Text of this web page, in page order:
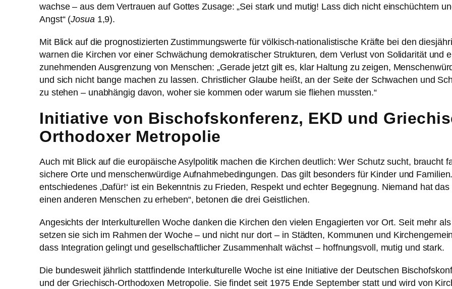
wachse – aus dem Vertrauen auf Gottes Zusage: „Sei stark und mutig! Lass dich nicht einschüchtern
Angst“ (Josua 1,9).
Mit Blick auf die prognostizierten Zustimmungswerte für völkisch-nationalistische Kräfte bei den
warnen die Kirchen vor einer Schwächung demokratischer Strukturen, dem Verlust von Solidarität und
zunehmenden Ausgrenzung von Menschen: „Gerade jetzt gilt es, klar Haltung zu zeigen,
und sich nicht bange machen zu lassen. Christlicher Glaube heißt, an der Seite der Schwachen und
zu stehen – unabhängig davon, woher sie kommen oder warum sie fliehen mussten.“
Initiative von Bischofskonferenz, EKD und
Orthodoxer Metropolie
Auch mit Blick auf die europäische Asylpolitik machen die Kirchen deutlich: Wer Schutz sucht, braucht
sichere Orte und menschenwürdige Aufnahmebedingungen. Das gilt besonders für Kinder und
entschiedenes ‚Dafür!‘ ist ein Bekenntnis zu Frieden, Respekt und echter Begegnung. Niemand hat
einen anderen Menschen zu erheben“, betonen die drei Geistlichen.
Angesichts der Interkulturellen Woche danken die Kirchen den vielen Engagierten vor Ort. Seit mehr
setzen sie sich im Rahmen der Woche – und nicht nur dort – in Städten, Kommunen und
dass Integration gelingt und gesellschaftlicher Zusammenhalt wächst – hoffnungsvoll, mutig und stark.
Die bundesweit jährlich stattfindende Interkulturelle Woche ist eine Initiative der Deutschen
und der Griechisch-Orthodoxen Metropolie. Sie findet seit 1975 Ende September statt und wird von